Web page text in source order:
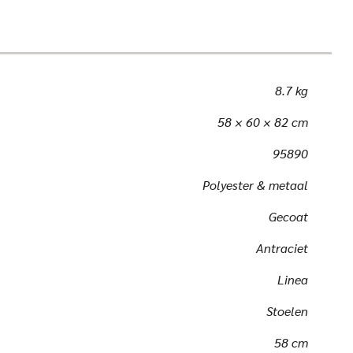
8.7 kg
58 × 60 × 82 cm
95890
Polyester & metaal
Gecoat
Antraciet
Linea
Stoelen
58 cm